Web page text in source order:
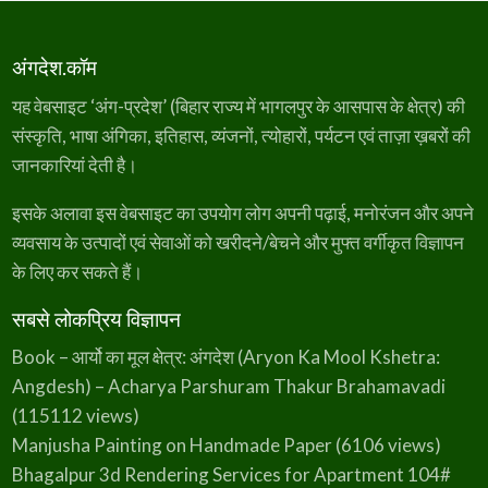
अंगदेश.कॉम
यह वेबसाइट ‘अंग-प्रदेश’ (बिहार राज्य में भागलपुर के आसपास के क्षेत्र) की
संस्कृति, भाषा अंगिका, इतिहास, व्यंजनों, त्योहारों, पर्यटन एवं ताज़ा ख़बरों की
जानकारियां देती है।
इसके अलावा इस वेबसाइट का उपयोग लोग अपनी पढ़ाई, मनोरंजन और अपने
व्यवसाय के उत्पादों एवं सेवाओं को खरीदने/बेचने और मुफ्त वर्गीकृत विज्ञापन
के लिए कर सकते हैं।
सबसे लोकप्रिय विज्ञापन
Book – आर्यो का मूल क्षेत्र: अंगदेश (Aryon Ka Mool Kshetra:
Angdesh) – Acharya Parshuram Thakur Brahamavadi
(115112 views)
Manjusha Painting on Handmade Paper(6106 views)
Bhagalpur 3d Rendering Services for Apartment 104#